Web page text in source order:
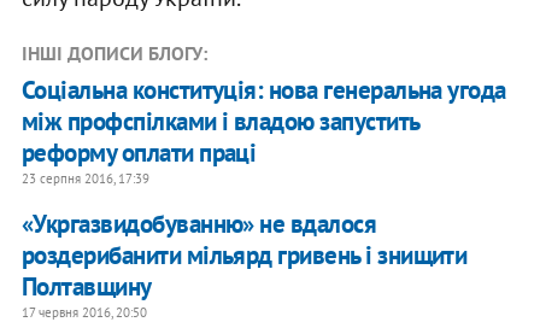
ІНШІ ДОПИСИ БЛОГУ:
Соціальна конституція: нова генеральна угода
між профспілками і владою запустить
реформу оплати праці
23 серпня 2016, 17:39
«Укргазвидобуванню» не вдалося
роздерибанити мільярд гривень і знищити
Полтавщину
17 червня 2016, 20:50